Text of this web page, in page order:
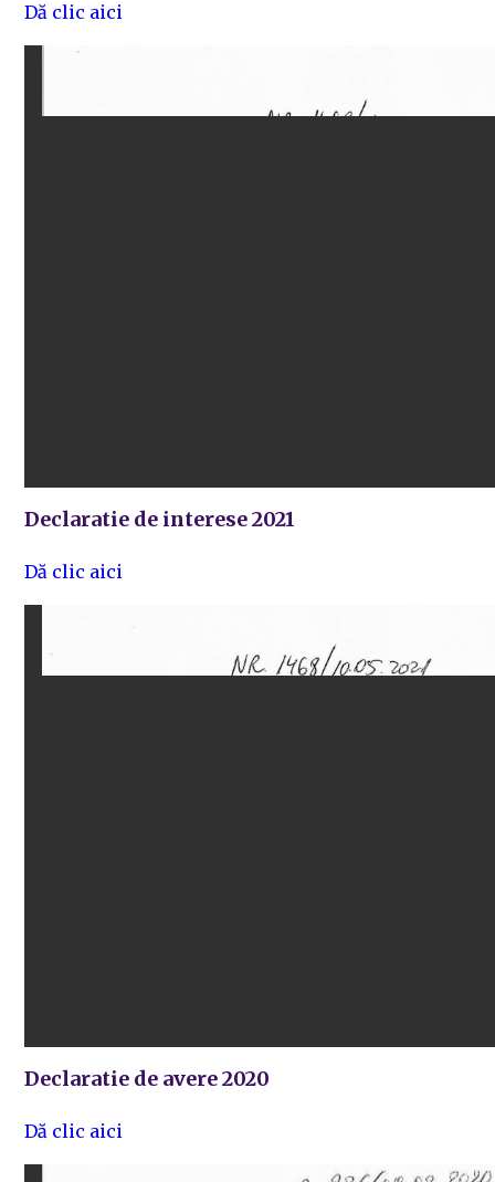
Dă clic aici
Declaratie de interese 2021
Dă clic aici
Declaratie de avere 2020
Dă clic aici